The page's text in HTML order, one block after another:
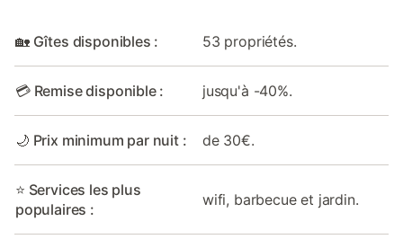
🏡 Gîtes disponibles : 53 propriétés.
💳 Remise disponible : jusqu'à -40%.
🌙 Prix minimum par nuit : de 30€.
⭐ Services les plus
populaires :
wifi, barbecue et jardin.